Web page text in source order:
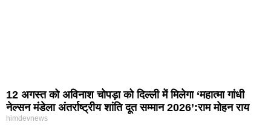
12 अगस्त को अविनाश चोपड़ा को दिल्ली में मिलेगा ‘महात्मा गांधी
नेल्सन मंडेला अंतर्राष्ट्रीय शांति दूत सम्मान 2026’:राम मोहन राय
himdevnews